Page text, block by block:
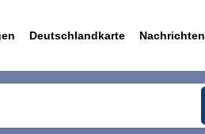
Deutschlandkarte Nachrichten